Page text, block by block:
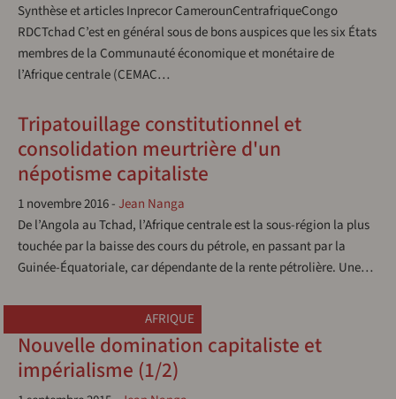
Synthèse et articles Inprecor CamerounCentrafriqueCongo
RDCTchad C’est en général sous de bons auspices que les six États
membres de la Communauté économique et monétaire de
l’Afrique centrale (CEMAC…
Tripatouillage constitutionnel et
consolidation meurtrière d'un
népotisme capitaliste
1 novembre 2016-Jean Nanga
De l’Angola au Tchad, l’Afrique centrale est la sous-région la plus
touchée par la baisse des cours du pétrole, en passant par la
Guinée-Équatoriale, car dépendante de la rente pétrolière. Une…
AFRIQUE
Nouvelle domination capitaliste et
impérialisme (1/2)